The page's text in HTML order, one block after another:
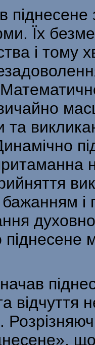
Їх
і тому
та
і
відчуття